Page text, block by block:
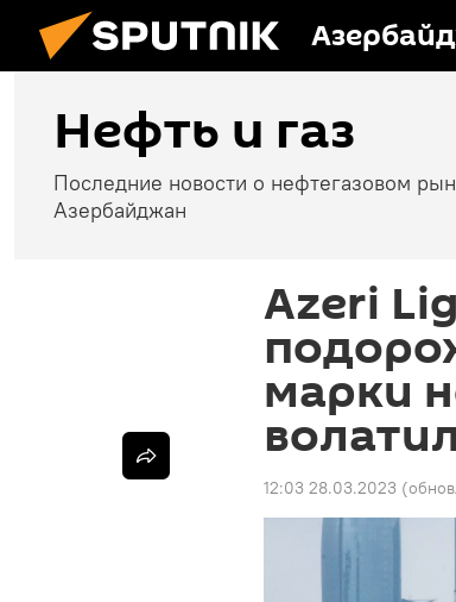
Нефть и газ
Последние новости о нефтегазовом
Азербайджан
Azeri
марки
12:03 28.03.2023